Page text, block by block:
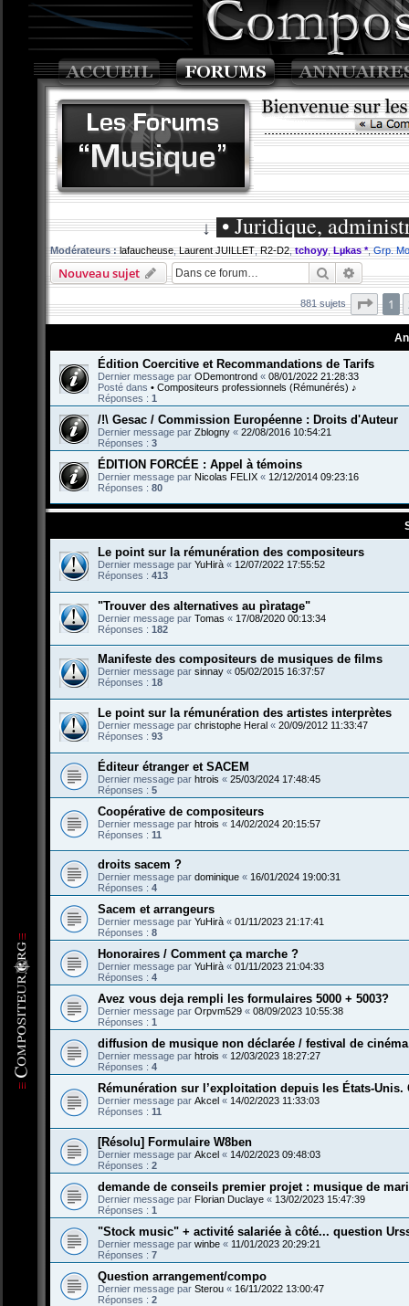
↓ • Juridique,
Modérateurs : lafaucheuse,Laurent JUILLET,R2-D2,tchoyy,Lµkas *,Grp.
Nouveau sujet Rechercher
881 sujets Page
1
Édition Coercitive et Recommandations de Tarifs
Dernier message par ODemontrond « 08/01/2022 21:28:33
Posté dans • Compositeurs professionnels (Rémunérés) ♪
Réponses : 1
/!\ Gesac / Commission Européenne : Droits d'Auteur
Dernier message par Zblogny « 22/08/2016 10:54:21
Réponses : 3
ÉDITION FORCÉE : Appel à témoins
Dernier message par Nicolas FELIX « 12/12/2014 09:23:16
Réponses : 80
Le point sur la rémunération des compositeurs
Dernier message par YuHirà « 12/07/2022 17:55:52
Réponses : 413
"Trouver des alternatives au pìratage"
Dernier message par Tomas « 17/08/2020 00:13:34
Réponses : 182
Manifeste des compositeurs de musiques de films
Dernier message par sinnay « 05/02/2015 16:37:57
Réponses : 18
Le point sur la rémunération des artistes interprètes
Dernier message par christophe Heral « 20/09/2012 11:33:47
Réponses : 93
Éditeur étranger et SACEM
Dernier message par htrois « 25/03/2024 17:48:45
Réponses : 5
Coopérative de compositeurs
Dernier message par htrois « 14/02/2024 20:15:57
Réponses : 11
droits sacem ?
Dernier message par dominique « 16/01/2024 19:00:31
Réponses : 4
Sacem et arrangeurs
Dernier message par YuHirà « 01/11/2023 21:17:41
Réponses : 8
Honoraires / Comment ça marche ?
Dernier message par YuHirà « 01/11/2023 21:04:33
Réponses : 4
Avez vous deja rempli les formulaires 5000 + 5003?
Dernier message par Orpvm529 « 08/09/2023 10:55:38
Réponses : 1
diffusion de musique non déclarée / festival de
Dernier message par htrois « 12/03/2023 18:27:27
Réponses : 4
Rémunération sur l’exploitation depuis les États-Unis.
Dernier message par Akcel « 14/02/2023 11:33:03
Réponses : 11
[Résolu] Formulaire W8ben
Dernier message par Akcel « 14/02/2023 09:48:03
Réponses : 2
demande de conseils premier projet : musique de
Dernier message par Florian Duclaye « 13/02/2023 15:47:39
Réponses : 1
"Stock music" + activité salariée à côté... question
Dernier message par winbe « 11/01/2023 20:29:21
Réponses : 7
Question arrangement/compo
Dernier message par Sterou « 16/11/2022 13:00:47
Réponses : 2